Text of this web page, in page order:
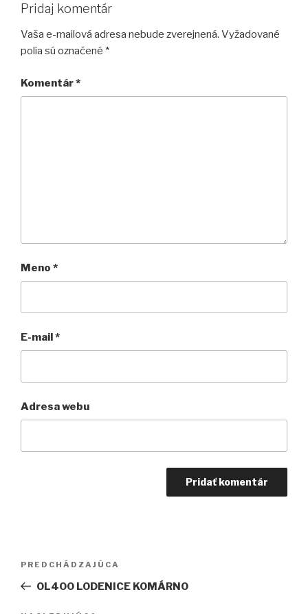
Pridaj komentár
Vaša e-mailová adresa nebude zverejnená. Vyžadované
polia sú označené *
Komentár*
Meno *
E-mail*
Adresa webu
Navigácia
článku
Predchádzajúci
článok
PREDCHÁDZAJÚCA
OL400 LODENICE KOMÁRNO